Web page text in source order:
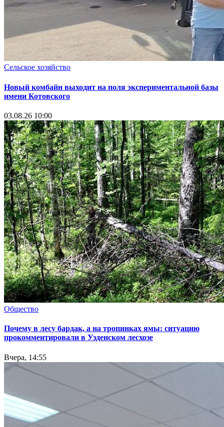
Сельское хозяйство
Новый комбайн выходит на поля экспериментальной базы
имени Котовского
03.08.26 10:00
Общество
Почему в лесу бардак, а на тропинках ямы: ситуацию
прокомментировали в Узденском лесхозе
Вчера, 14:55